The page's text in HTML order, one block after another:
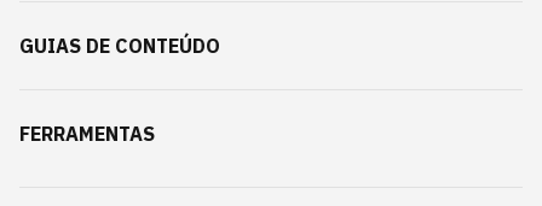
GUIAS DE CONTEÚDO
FERRAMENTAS